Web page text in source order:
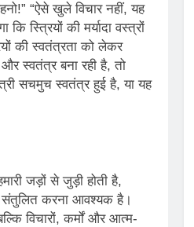
“ऐसे खुले विचार नहीं, यह
स्त्रियों की मर्यादा वस्त्रों
की स्वतंत्रता को लेकर
स्वतंत्र बना रही है, तो
सचमुच स्वतंत्र हुई है, या यह
जड़ों से जुड़ी होती है,
करना आवश्यक है।
विचारों, कर्मों और आत्म-